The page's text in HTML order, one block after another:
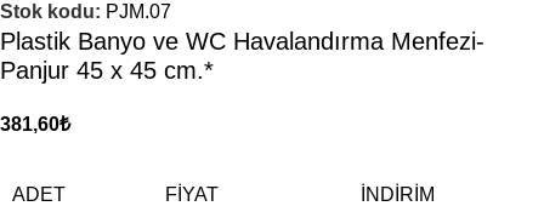
Stok kodu: PJM.07
Plastik Banyo ve WC Havalandırma Menfezi-
Panjur 45 x 45 cm.*
381,60₺
ADET FIYAT İNDIRIM